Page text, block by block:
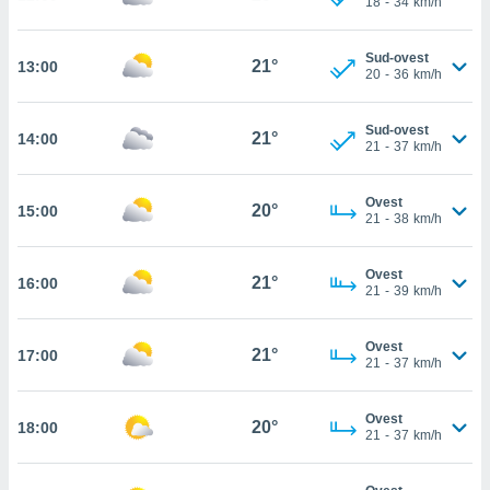
del
dei
ad
13:00 21°
Sud-ovest
20 - 36 km/h
14:00 21°
Sud-ovest
21 - 37 km/h
15:00 20°
Ovest
21 - 38 km/h
16:00 21°
Ovest
21 - 39 km/h
17:00 21°
Ovest
21 - 37 km/h
18:00 20°
Ovest
21 - 37 km/h